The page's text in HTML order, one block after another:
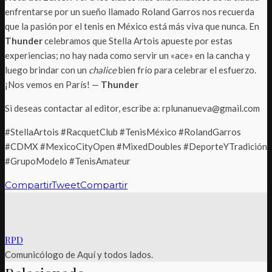
enfrentarse por un sueño llamado Roland Garros nos recuerda
que la pasión por el tenis en México está más viva que nunca. En
Thundercelebramos que Stella Artois apueste por estas
experiencias; no hay nada como servir un «ace» en la cancha y
luego brindar con un chalicebien frío para celebrar el esfuerzo.
¡Nos vemos en París! — Thunder
Si deseas contactar al editor, escribe a: rplunanueva@gmail.com
#StellaArtois #RacquetClub #TenisMéxico #RolandGarros
#CDMX #MexicoCityOpen #MixedDoubles #DeporteYTradición
#GrupoModelo #TenisAmateur
CompartirTweetCompartir
RPD
Comunicólogo de Aquí y todos lados.